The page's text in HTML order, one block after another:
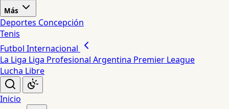
Más
Deportes Concepción
Tenis
Futbol Internacional
La Liga Liga Profesional Argentina Premier League
Lucha Libre
Inicio